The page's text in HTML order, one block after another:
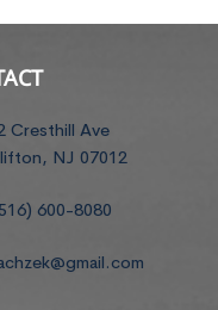
Cresthill Ave
NJ 07012
600-8080